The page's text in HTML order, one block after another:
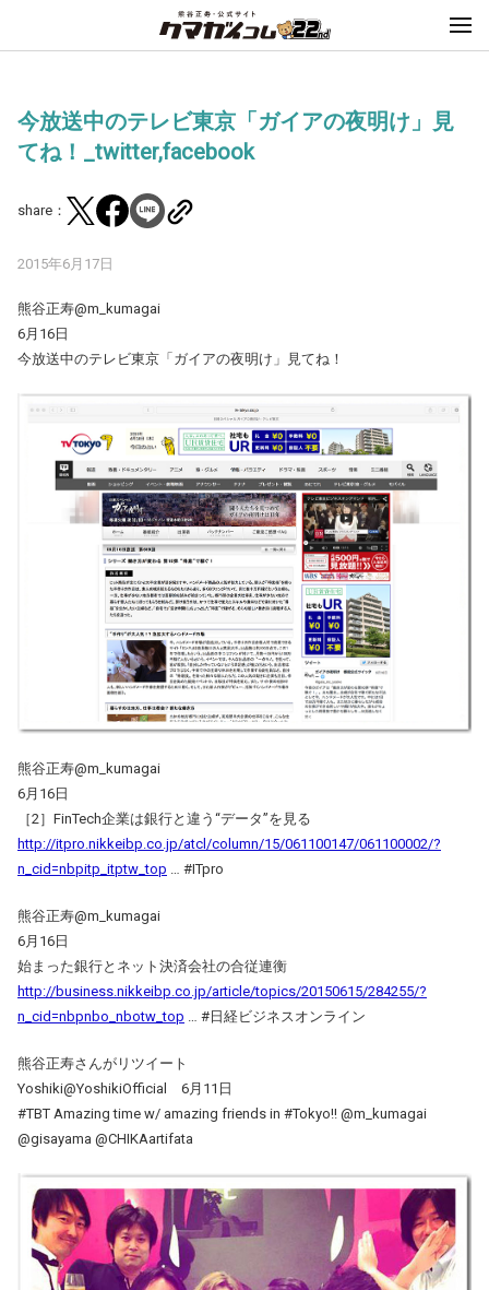
今放送中のテレビ東京「ガイアの夜明け」見
てね！_twitter,facebook
share：
2015年6月17日
熊谷正寿‏@m_kumagai
6月16日
今放送中のテレビ東京「ガイアの夜明け」見てね！
熊谷正寿‏@m_kumagai
6月16日
［2］FinTech企業は銀行と違う“データ”を見る
http://itpro.nikkeibp.co.jp/atcl/column/15/061100147/061100002/?
n_cid=nbpitp_itptw_top … #ITpro
熊谷正寿‏@m_kumagai
6月16日
始まった銀行とネット決済会社の合従連衡
http://business.nikkeibp.co.jp/article/topics/20150615/284255/?
n_cid=nbpnbo_nbotw_top … #日経ビジネスオンライン
熊谷正寿さんがリツイート
Yoshiki‏@YoshikiOfficial 6月11日
#TBT Amazing time w/ amazing friends in #Tokyo!! @m_kumagai
@gisayama @CHIKAartifata